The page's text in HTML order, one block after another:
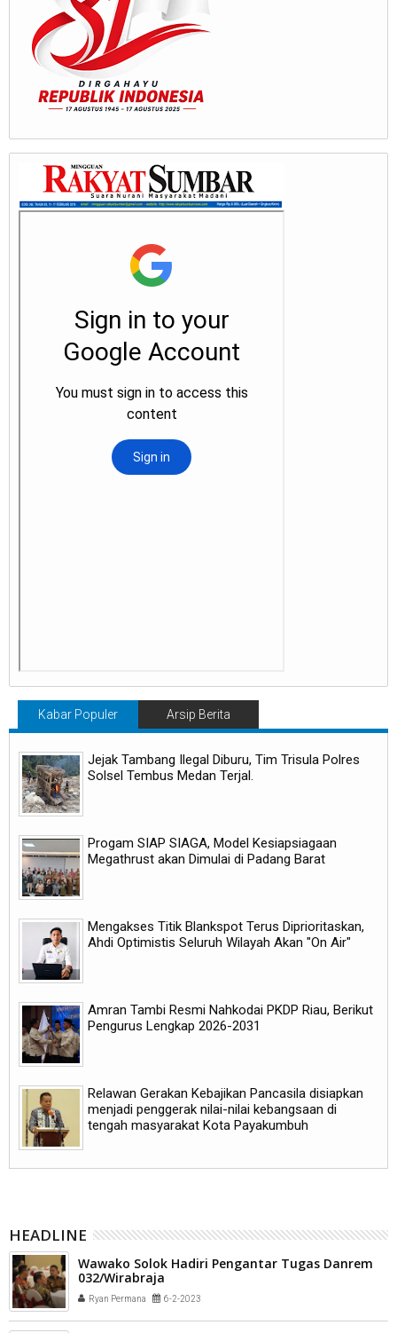
Kabar Populer Arsip Berita
Jejak Tambang Ilegal Diburu, Tim Trisula Polres
Solsel Tembus Medan Terjal.
Progam SIAP SIAGA, Model Kesiapsiagaan
Megathrust akan Dimulai di Padang Barat
Mengakses Titik Blankspot Terus Diprioritaskan,
Ahdi Optimistis Seluruh Wilayah Akan "On Air"
Amran Tambi Resmi Nahkodai PKDP Riau, Berikut
Pengurus Lengkap 2026-2031
Relawan Gerakan Kebajikan Pancasila disiapkan
menjadi penggerak nilai-nilai kebangsaan di
tengah masyarakat Kota Payakumbuh
HEADLINE
Wawako Solok Hadiri Pengantar Tugas Danrem
032/Wirabraja
Ryan Permana 6-2-2023